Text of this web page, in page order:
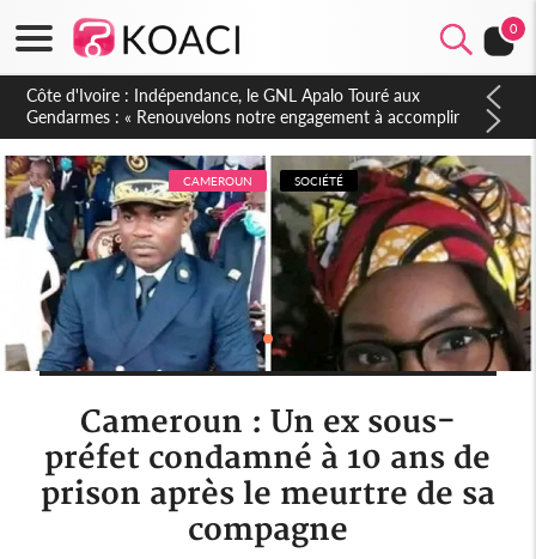
0
Sierra Leone : Un projet de réforme constitutionnelle en
gestation, points clés des amendements, un exclu d'avance
CAMEROUN SOCIÉTÉ
Cameroun : Un ex sous-
préfet condamné à 10 ans de
prison après le meurtre de sa
compagne